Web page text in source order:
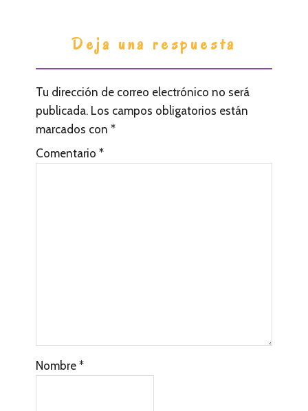
Deja una respuesta
Tu dirección de correo electrónico no será
publicada. Los campos obligatorios están
marcados con*
Comentario*
Nombre*